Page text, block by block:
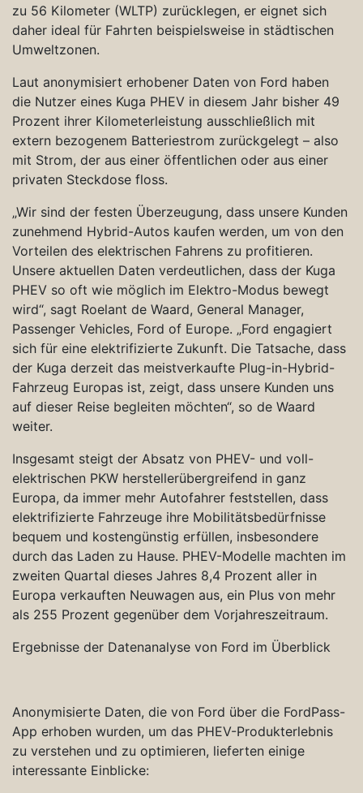
zu 56 Kilometer (WLTP) zurücklegen, er eignet sich
daher ideal für Fahrten beispielsweise in städtischen
Umweltzonen.
Laut anonymisiert erhobener Daten von Ford haben
die Nutzer eines Kuga PHEV in diesem Jahr bisher 49
Prozent ihrer Kilometerleistung ausschließlich mit
extern bezogenem Batteriestrom zurückgelegt – also
mit Strom, der aus einer öffentlichen oder aus einer
privaten Steckdose floss.
„Wir sind der festen Überzeugung, dass unsere Kunden
zunehmend Hybrid-Autos kaufen werden, um von den
Vorteilen des elektrischen Fahrens zu profitieren.
Unsere aktuellen Daten verdeutlichen, dass der Kuga
PHEV so oft wie möglich im Elektro-Modus bewegt
wird“, sagt Roelant de Waard, General Manager,
Passenger Vehicles, Ford of Europe. „Ford engagiert
sich für eine elektrifizierte Zukunft. Die Tatsache, dass
der Kuga derzeit das meistverkaufte Plug-in-Hybrid-
Fahrzeug Europas ist, zeigt, dass unsere Kunden uns
auf dieser Reise begleiten möchten“, so de Waard
weiter.
Insgesamt steigt der Absatz von PHEV- und voll-
elektrischen PKW herstellerübergreifend in ganz
Europa, da immer mehr Autofahrer feststellen, dass
elektrifizierte Fahrzeuge ihre Mobilitätsbedürfnisse
bequem und kostengünstig erfüllen, insbesondere
durch das Laden zu Hause. PHEV-Modelle machten im
zweiten Quartal dieses Jahres 8,4 Prozent aller in
Europa verkauften Neuwagen aus, ein Plus von mehr
als 255 Prozent gegenüber dem Vorjahreszeitraum.
Ergebnisse der Datenanalyse von Ford im Überblick
Anonymisierte Daten, die von Ford über die FordPass-
App erhoben wurden, um das PHEV-Produkterlebnis
zu verstehen und zu optimieren, lieferten einige
interessante Einblicke: